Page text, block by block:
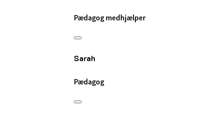
Pædagog medhjælper
Sarah
Pædagog